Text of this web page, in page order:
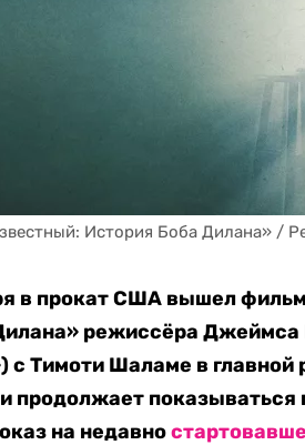
История Боба Дилана» /
в прокат США вышел
режиссёра Джеймса
c Тимоти Шаламе в главной
продолжает
на недавно